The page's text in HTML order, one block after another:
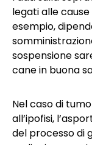
legati alle
esempio,
sospensione
cane in buona
Nel caso di
all’ipofisi,
del processo di